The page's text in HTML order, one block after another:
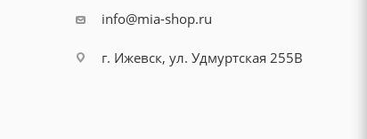
info@mia-shop.ru
г. Ижевск, ул. Удмуртская 255В